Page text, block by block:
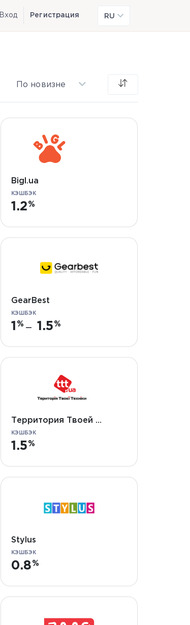
Вход Регистрация RU
По новизне
Bigl.ua
КЭШБЭК
1.2
GearBest
КЭШБЭК
1 — 1.5
Территория Твоей Техники
КЭШБЭК
1.5
Stylus
КЭШБЭК
0.8